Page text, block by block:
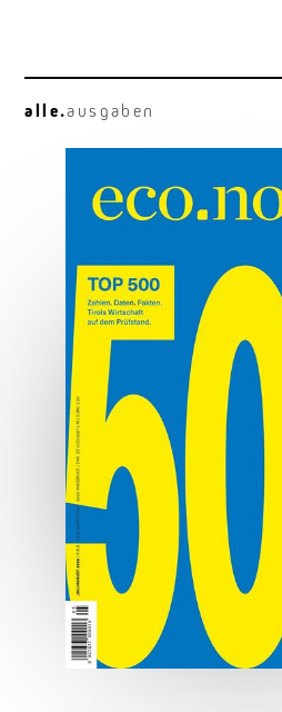
Hauben, Herz und Hauptplatz.
MEHR
alle.ausgaben